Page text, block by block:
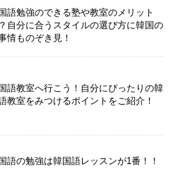
語勉強のできる塾や教室のメリット
自分に合うスタイルの選び方に韓国の
情ものぞき見！
語教室へ行こう！自分にぴったりの韓
教室をみつけるポイントをご紹介！
語の勉強は韓国語レッスンが1番！！